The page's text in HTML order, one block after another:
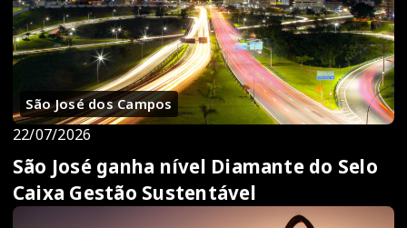
São José dos Campos
22/07/2026
São José ganha nível Diamante do Selo
Caixa Gestão Sustentável